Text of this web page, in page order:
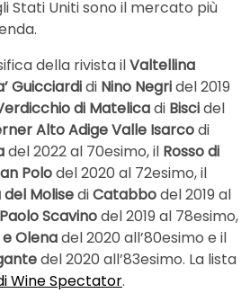
Stati Uniti sono il mercato più
della rivista ilValtellina
Guicciardidi Nino Negridel 2019
di Matelicadi Biscidel
Alto Adige Valle Isarcodi
del 2022 al 70esimo, il Rosso di
Polodel 2020 al 72esimo, il
MolisediCatabbodel 2019 al
Paolo Scavinodel 2019 al 78esimo,
Olenadel 2020 all’80esimo e il
del 2020 all’83esimo. La lista
Wine Spectator.